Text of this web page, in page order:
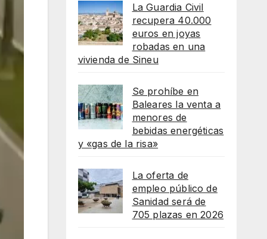
La Guardia Civil
recupera 40.000
euros en joyas
robadas en una
vivienda de Sineu
Se prohíbe en
Baleares la venta a
menores de
bebidas energéticas
y «gas de la risa»
La oferta de
empleo público de
Sanidad será de
705 plazas en 2026